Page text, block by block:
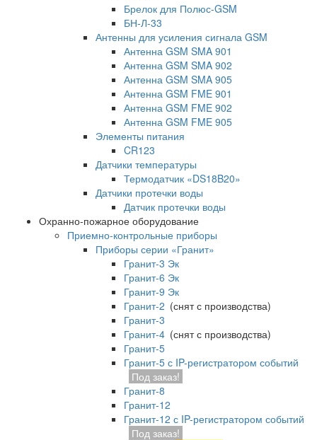
Брелок для Полюс-GSM
БН-Л-33
Антенны для усиления сигнала GSM
Антенна GSM SMA 901
Антенна GSM SMA 902
Антенна GSM SMA 905
Антенна GSM FME 901
Антенна GSM FME 902
Антенна GSM FME 905
Элементы питания
CR123
Датчики температуры
Термодатчик «DS18B20»
Датчики протечки воды
Датчик протечки воды
Охранно-пожарное оборудование
Приемно-контрольные приборы
Приборы серии «Гранит»
Гранит-3 Эк
Гранит-6 Эк
Гранит-9 Эк
Гранит-2 (снят с производства)
Гранит-3
Гранит-4 (снят с производства)
Гранит-5
Гранит-5 с IP-регистратором событий
Под заказ!
Гранит-8
Гранит-12
Гранит-12 с IP-регистратором событий
Под заказ!